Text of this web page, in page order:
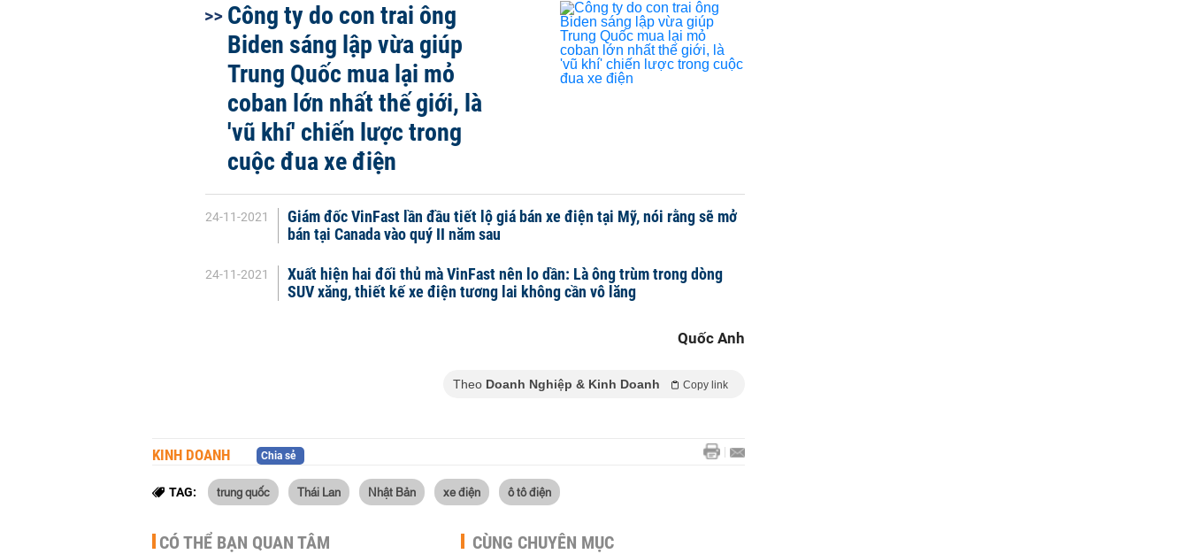
Công ty do con trai ông
Biden sáng lập vừa giúp
Trung Quốc mua lại mỏ
coban lớn nhất thế giới, là
'vũ khí' chiến lược trong
cuộc đua xe điện
24-11-2021
Giám đốc VinFast lần đầu tiết lộ giá bán xe điện tại Mỹ, nói rằng sẽ mở
bán tại Canada vào quý II năm sau
24-11-2021
Xuất hiện hai đối thủ mà VinFast nên lo dần: Là ông trùm trong dòng
SUV xăng, thiết kế xe điện tương lai không cần vô lăng
Quốc Anh
Theo Doanh Nghiệp & Kinh Doanh Copy link
KINH DOANH Chia sẻ
TAG: trung quốc Thái Lan Nhật Bản xe điện ô tô điện
CÓ THỂ BẠN QUAN TÂM CÙNG CHUYÊN MỤC